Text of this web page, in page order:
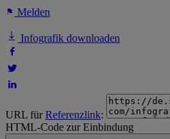
Melden
Infografik downloaden
URL fürReferenzlink:
HTML-Code zur Einbindung